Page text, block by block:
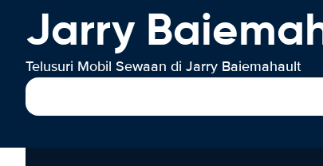
Jarry
Telusuri Mobil Sewaan di Jarry Baiemahault